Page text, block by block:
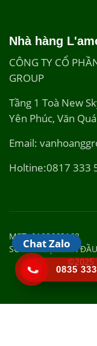
Nhà hàng
CÔNG TY CỔ
GROUP
Tầng 1 Toà New
Yên Phúc, Văn
Email:
Holtine:0817 333
MST: 0108662168
SỞ KẾ HOẠCH VÀ
©2025
Chat Zalo
0835